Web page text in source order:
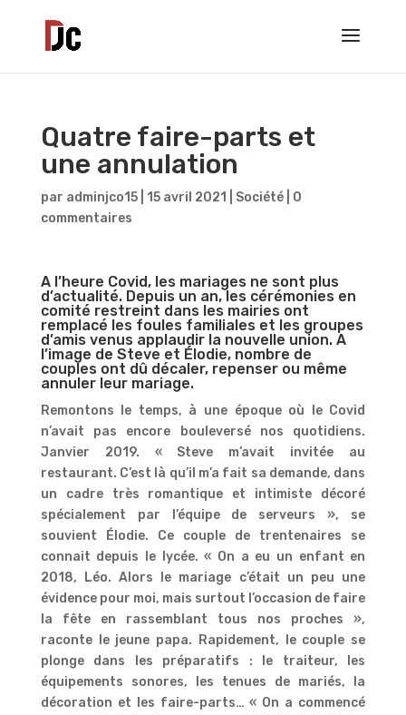
Quatre faire-parts et
une annulation
par adminjco15| 15 avril 2021 Société| 0
commentaires
A l’heure Covid, les mariages ne sont plus
d’actualité. Depuis un an, les cérémonies en
comité restreint dans les mairies ont
remplacé les foules familiales et les groupes
d’amis venus applaudir la nouvelle union. A
l’image de Steve et Élodie, nombre de
couples ont dû décaler, repenser ou même
annuler leur mariage.
Remontons le temps, à une époque où le Covid
n’avait pas encore bouleversé nos quotidiens.
Janvier 2019. « Steve m’avait invitée au
restaurant. C’est là qu’il m’a fait sa demande, dans
un cadre très romantique et intimiste décoré
spécialement par l’équipe de serveurs », se
souvient Élodie. Ce couple de trentenaires se
connait depuis le lycée. « On a eu un enfant en
2018, Léo. Alors le mariage c’était un peu une
évidence pour moi, mais surtout l’occasion de faire
la fête en rassemblant tous nos proches »,
raconte le jeune papa. Rapidement, le couple se
plonge dans les préparatifs : le traiteur, les
équipements sonores, les tenues de mariés, la
décoration et les faire-parts… « On a commencé